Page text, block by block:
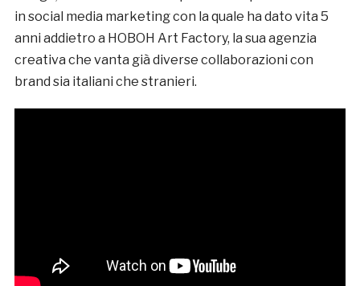
in social media marketing con la quale ha dato vita 5
anni addietro a HOBOH Art Factory, la sua agenzia
creativa che vanta già diverse collaborazioni con
brand sia italiani che stranieri.